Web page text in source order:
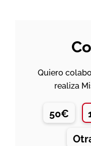
Quiero
realiza
50€